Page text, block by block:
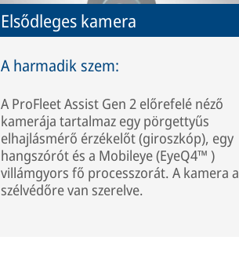
Elsődleges kamera
A harmadik szem:
A ProFleet Assist Gen 2 előrefelé néző
kamerája tartalmaz egy pörgettyűs
elhajlásmérő érzékelőt (giroszkóp), egy
hangszórót és a Mobileye (EyeQ4™ )
villámgyors fő processzorát. A kamera a
szélvédőre van szerelve.